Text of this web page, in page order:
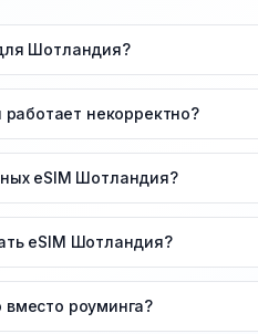
Шотландия?
некорректно?
eSIM Шотландия?
eSIM Шотландия?
роуминга?